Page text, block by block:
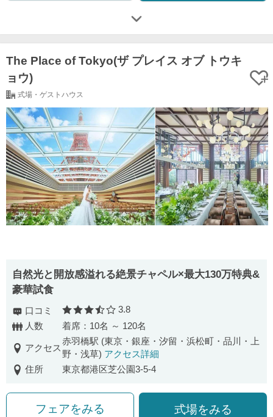
The Place of Tokyo(ザ プレイス オブ トウキ
ョウ)
式場・ゲストハウス
自然光と開放感溢れる絶景チャペル×最大130万特典&
豪華試食
口コミ 口コミ評価
3.8
人数
着席：10名 ～ 120名
アクセス
赤羽橋駅 (東京・銀座・汐留・浜松町・品川・上
野・浅草) アクセス詳細
住所
東京都港区芝公園3-5-4
フェアをみる 式場をみる